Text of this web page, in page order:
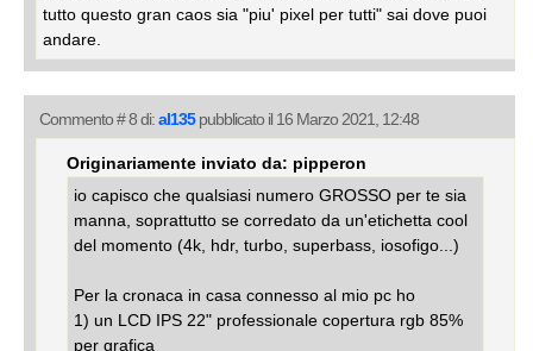
tutto questo gran caos sia "piu' pixel per tutti" sai dove puoi
andare.
Commento # 8 di:al135pubblicato il 16 Marzo 2021, 12:48
Originariamente inviato da: pipperon
io capisco che qualsiasi numero GROSSO per te sia
manna, soprattutto se corredato da un'etichetta cool
del momento (4k, hdr, turbo, superbass, iosofigo...)
Per la cronaca in casa connesso al mio pc ho
1) un LCD IPS 22" professionale copertura rgb 85%
per grafica